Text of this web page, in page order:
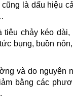
là dấu hiệu
chảy kéo dài,
bụng, buồn
và do nguyên
bằng các